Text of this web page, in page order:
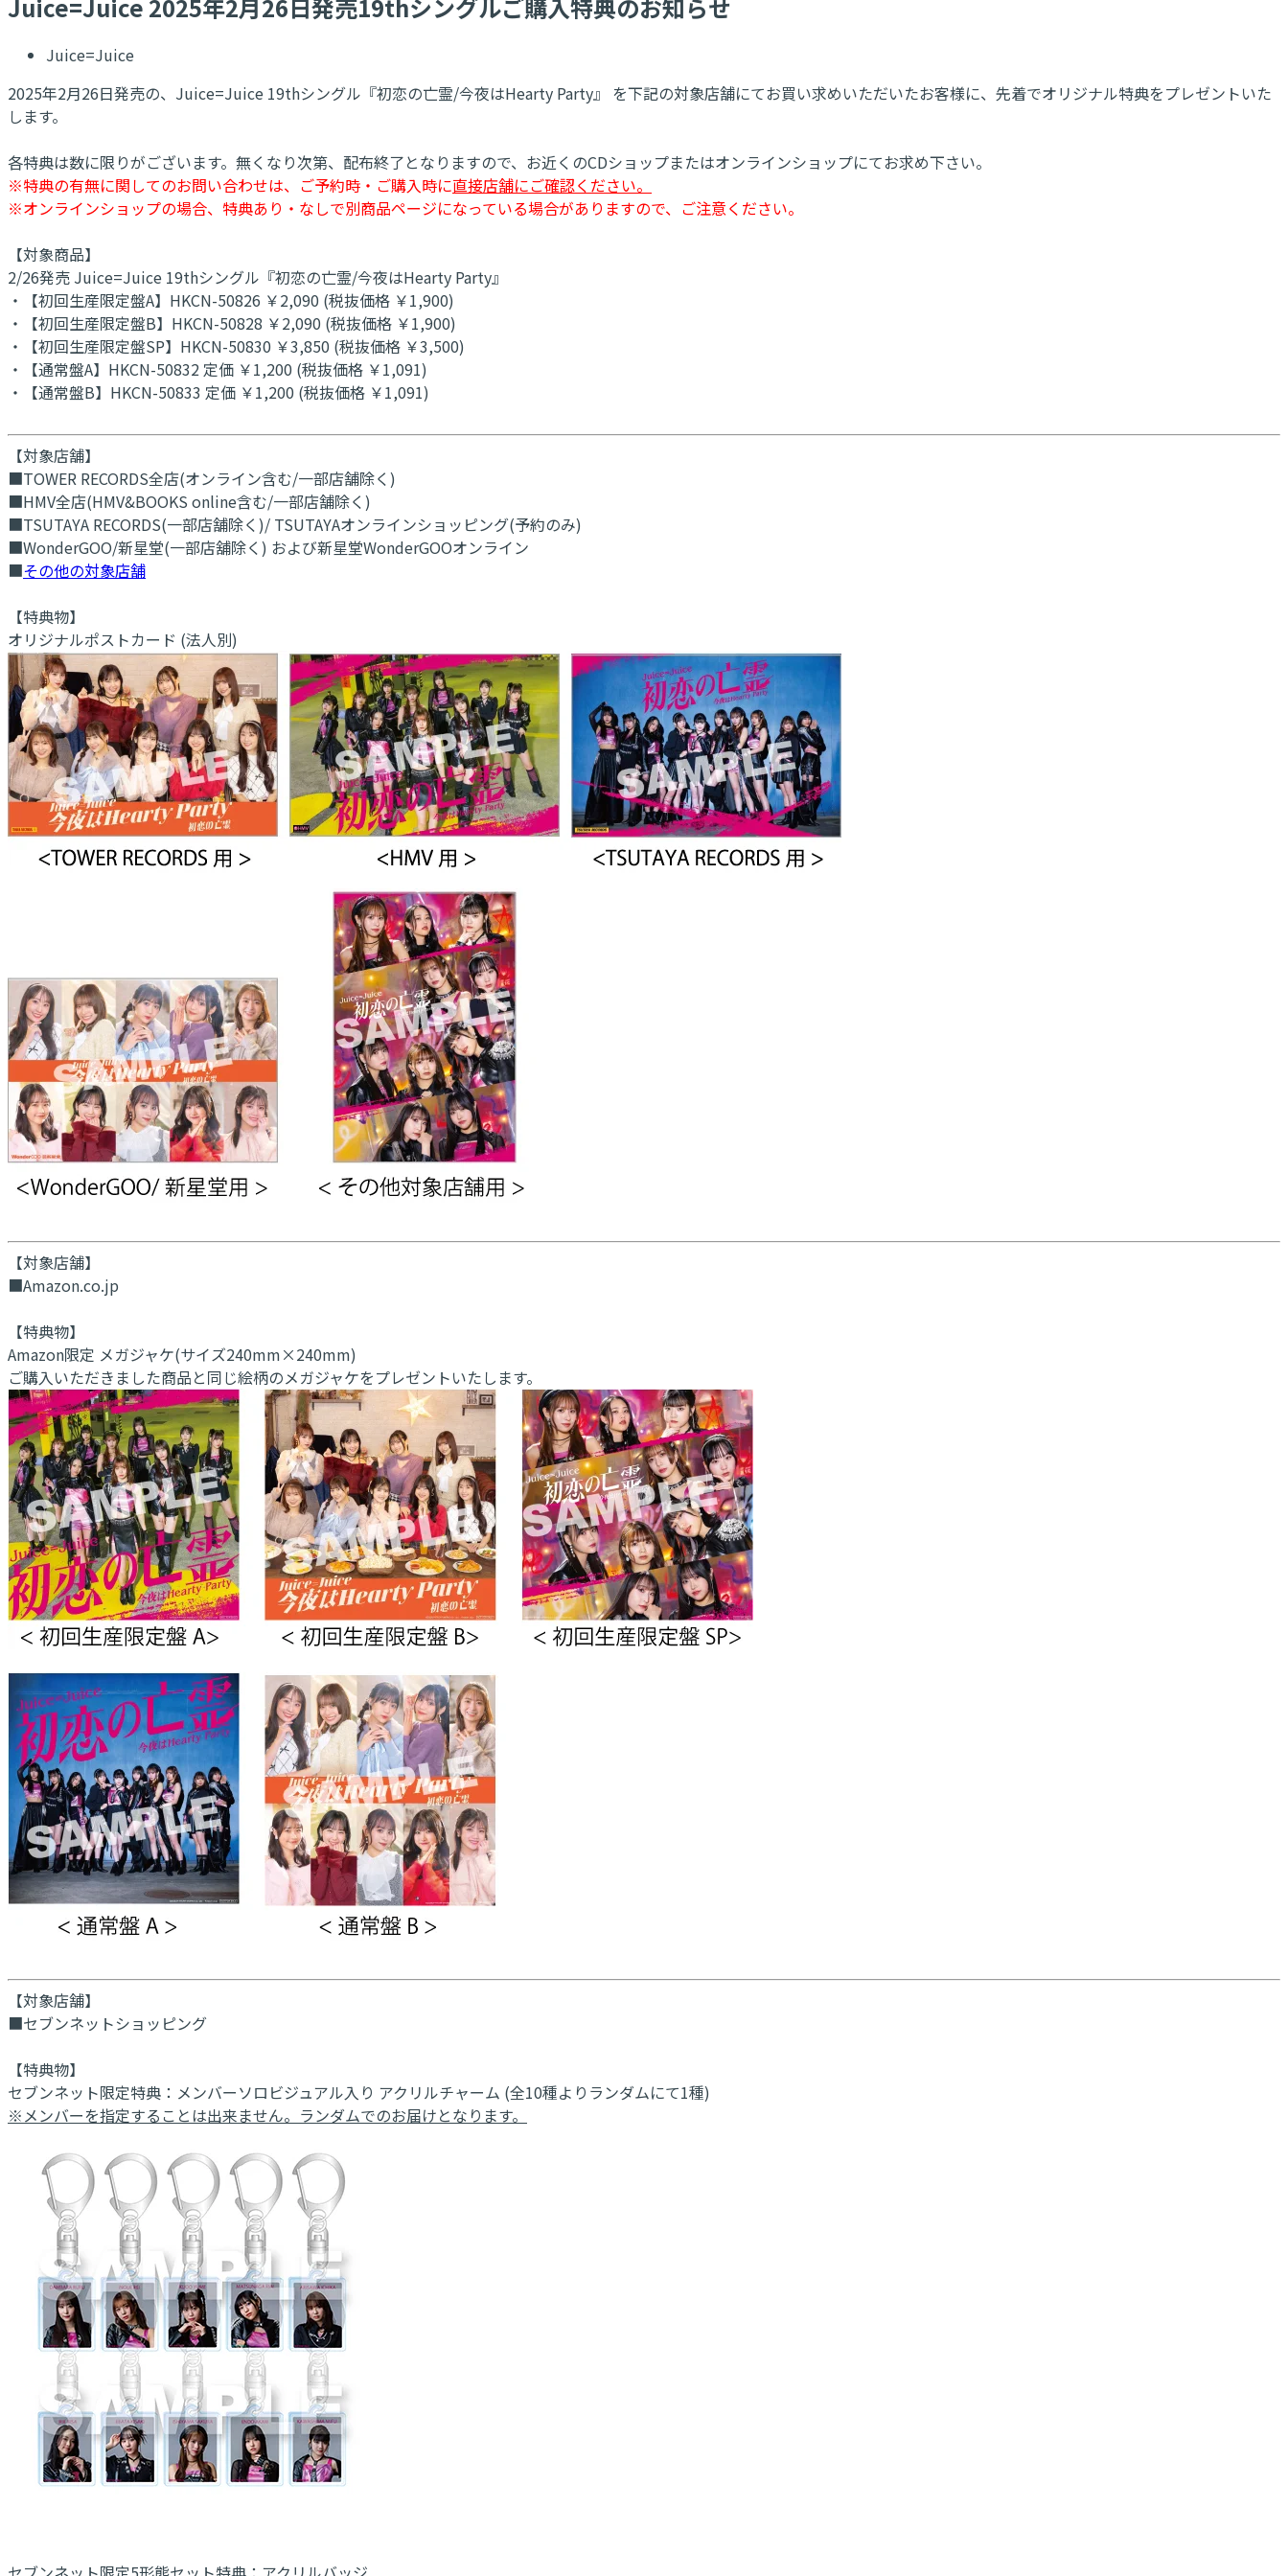
Juice=Juice 2025年2月26日発売19thシングルご購入特典のお知らせ
Juice=Juice
2025年2月26日発売の、Juice=Juice 19thシングル『初恋の亡霊/今夜はHearty Party』 を下記の対象店舗にてお買い求めいただいたお客様に、先着でオリジナル特典をプレゼントいた
します。
各特典は数に限りがございます。無くなり次第、配布終了となりますので、お近くのCDショップまたはオンラインショップにてお求め下さい。
※特典の有無に関してのお問い合わせは、ご予約時・ご購入時に直接店舗にご確認ください。
※オンラインショップの場合、特典あり・なしで別商品ページになっている場合がありますので、ご注意ください。
【対象商品】
2/26発売 Juice=Juice 19thシングル『初恋の亡霊/今夜はHearty Party』
・【初回生産限定盤A】HKCN-50826 ￥2,090 (税抜価格 ￥1,900)
・【初回生産限定盤B】HKCN-50828 ￥2,090 (税抜価格 ￥1,900)
・【初回生産限定盤SP】HKCN-50830 ￥3,850 (税抜価格 ￥3,500)
・【通常盤A】HKCN-50832 定価 ￥1,200 (税抜価格 ￥1,091)
・【通常盤B】HKCN-50833 定価 ￥1,200 (税抜価格 ￥1,091)
【対象店舗】
■TOWER RECORDS全店(オンライン含む/一部店舗除く)
■HMV全店(HMV&BOOKS online含む/一部店舗除く)
■TSUTAYA RECORDS(一部店舗除く)/ TSUTAYAオンラインショッピング(予約のみ)
■WonderGOO/新星堂(一部店舖除く) および新星堂WonderGOOオンライン
■その他の対象店舗
【特典物】
オリジナルポストカード (法人別)
【対象店舗】
■Amazon.co.jp
【特典物】
Amazon限定 メガジャケ(サイズ240mm×240mm)
ご購入いただきました商品と同じ絵柄のメガジャケをプレゼントいたします。
【対象店舗】
■セブンネットショッピング
【特典物】
セブンネット限定特典：メンバーソロビジュアル入り アクリルチャーム (全10種よりランダムにて1種)
※メンバーを指定することは出来ません。ランダムでのお届けとなります。